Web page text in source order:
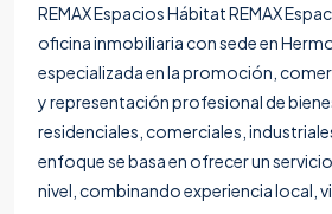
REMAX Espacios Hábitat REMAX
oficina inmobiliaria con sede en
especializada en la promoción,
y representación profesional de
residenciales, comerciales,
enfoque se basa en ofrecer un
nivel, combinando experiencia local,